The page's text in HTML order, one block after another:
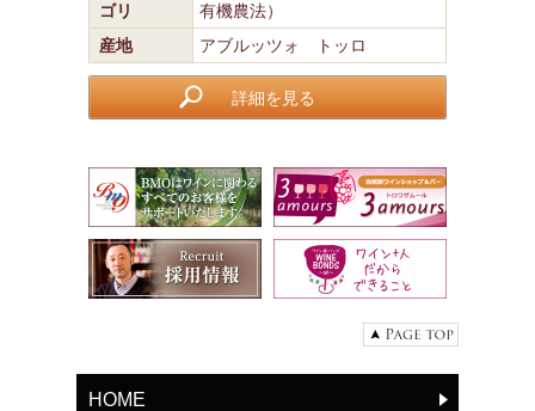
ゴリ
有機農法）
産地
アブルッツォ トッロ
詳細を見る
HOME